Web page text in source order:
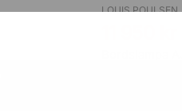
LOUIS POULSEN